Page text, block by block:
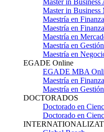
Master in Business
Master in Business
Maestría en
Maestría en
Maestría en
Maestría en
Maestría en
EGADE Online
EGADE MBA
Maestría en
Maestría en
DOCTORADOS
Doctorado en
Doctorado en